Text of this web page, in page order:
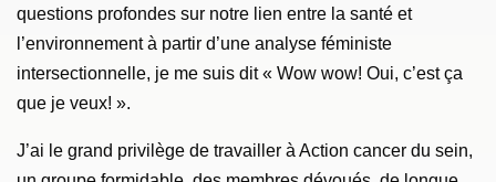
questions profondes sur notre lien entre la santé et
l’environnement à partir d’une analyse féministe
intersectionnelle, je me suis dit « Wow wow! Oui, c’est ça
que je veux! ».
J’ai le grand privilège de travailler à Action cancer du sein,